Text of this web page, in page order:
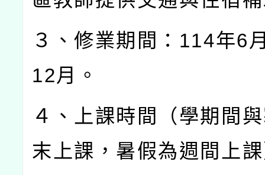
３、修業期間： 114年6
12月。
４、上課時間（學期間
末上課，暑假為週間上